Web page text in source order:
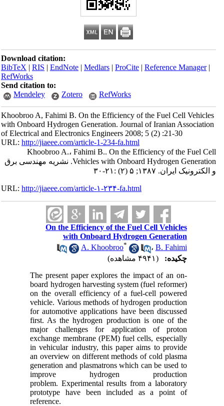
Download citation:
BibTeX|RIS|EndNote|Medlars|ProCite|Reference Manager
RefWorks
Send citation to:
Mendeley
Zotero RefWorks
Khoobroo A, Fahimi B. On the Efficiency of the Fuel Cell Vehicles
with Onboard Hydrogen Generation. Journal of Iranian Association
of Electrical and Electronics Engineers 2008; 5 (2) :21-30
URL:http://jiaeee.com/article-1-234-fa.html
Khoobroo A.، Fahimi B.. On the Efficiency of the Fuel Cell
Vehicles with Onboard Hydrogen Generation. نشریه مهندسی برق
و الکترونیک ایران. ۱۳۸۷; ۵ (۲) :۲۱-۳۰
URL:http://jiaeee.com/article-۱-۲۳۴-fa.html
On the Efficiency of the Fuel Cell Vehicles
with Onboard Hydrogen Generation
A. Khoobroo* ،B. Fahimi
چکیده:
The present paper explores the impact of an on-
board hydrogen harvesting system (fuel reformer)
on the overallefficiency of a fuel-cell powered
vehicle. Various methods of hydrogen production
for automotive applications havebeen discussed
first. As the hydrogen production is one of the
major challenges for application of proton
exchangemembrane (PEM) fuel cells, especially
in vehicular industry, this paper aims to provide
an overview on differentmethods of cold plasma
generation and plasmatrons which can be used to
improve hydrogen production
problem.Experimental results from a laboratory
prototype have been included as a point of
reference.